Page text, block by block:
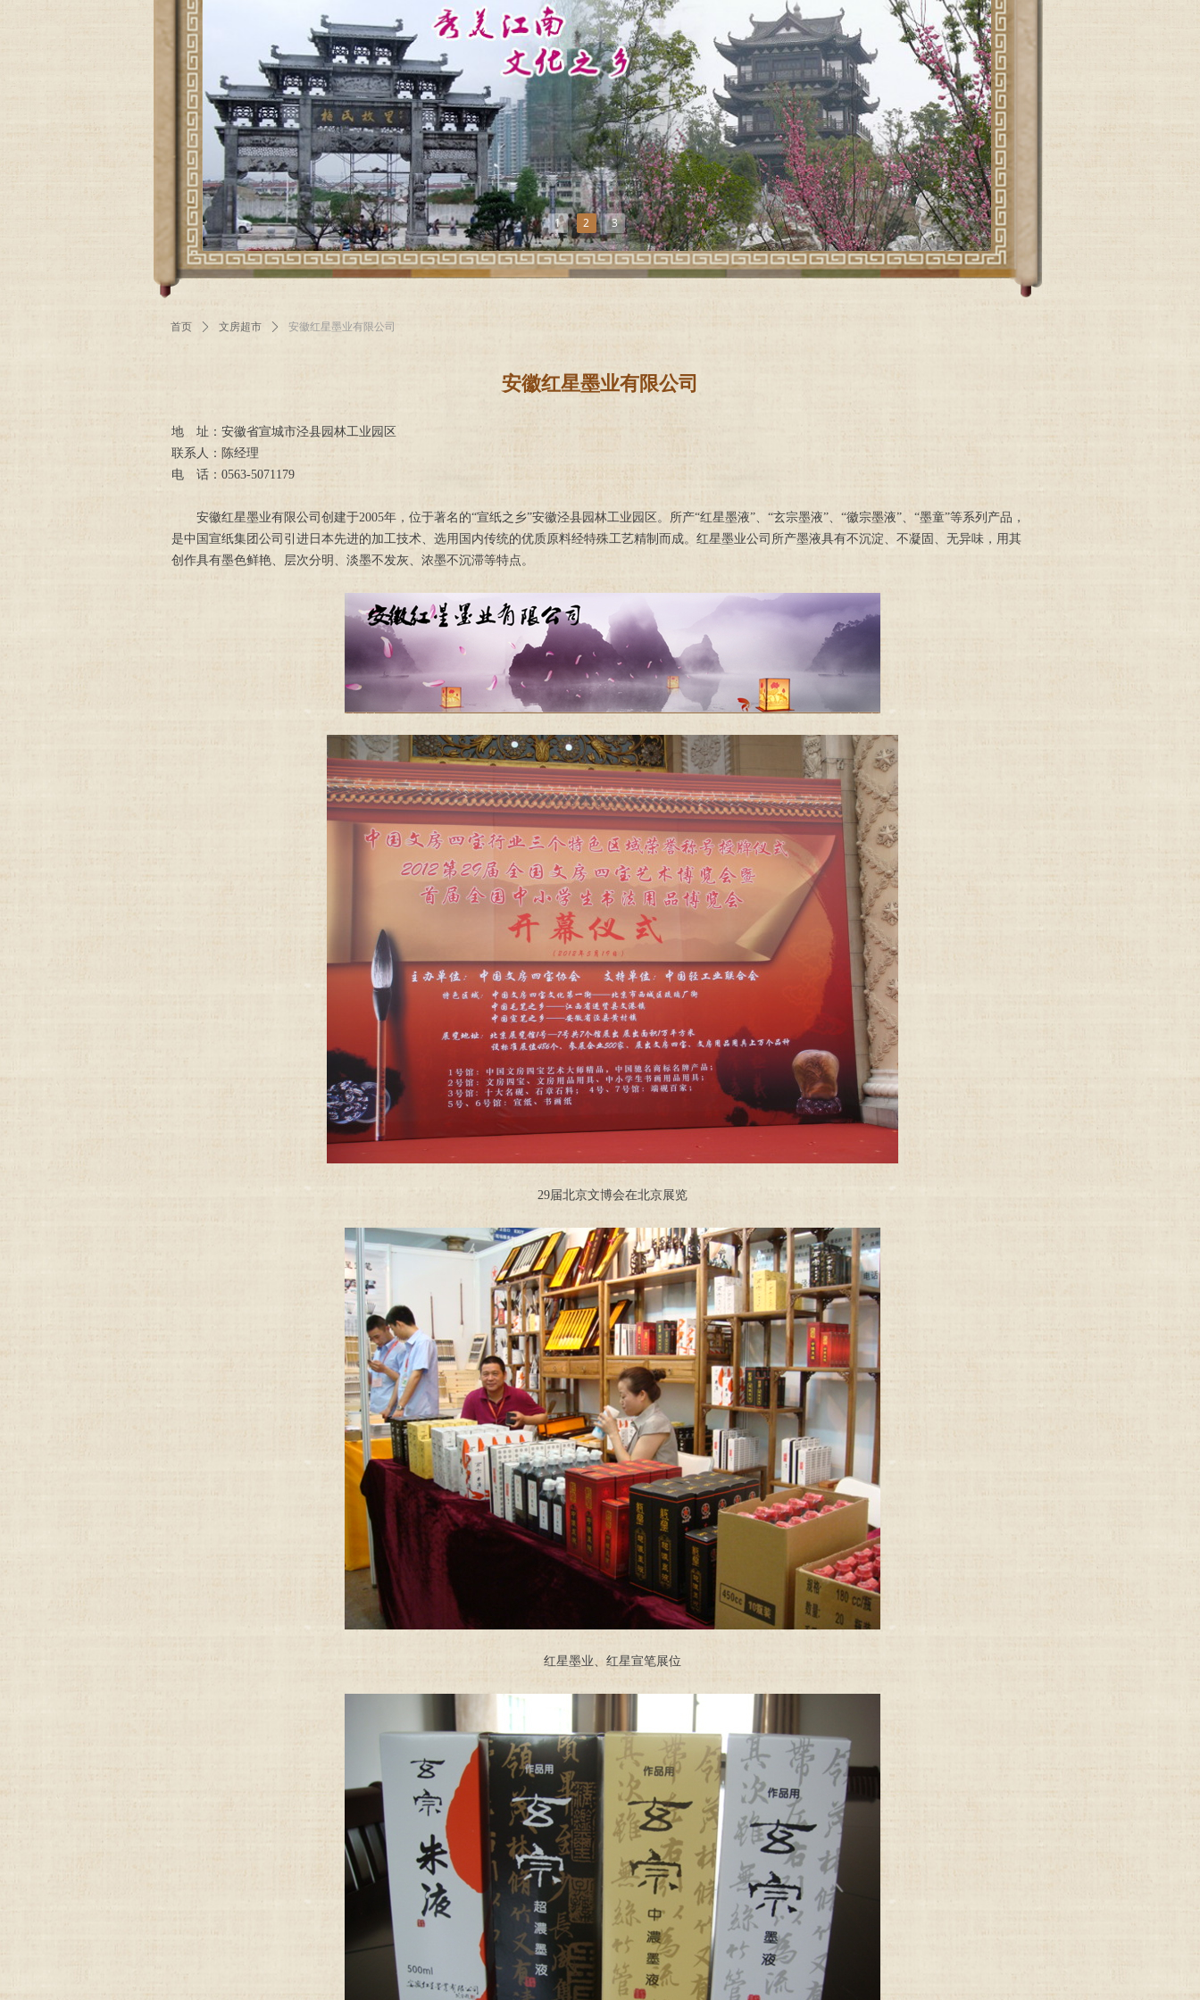
1 2 3
首页 ꄲ 文房超市 ꄲ 安徽红星墨业有限公司
安徽红星墨业有限公司
地 址：安徽省宣城市泾县园林工业园区
联系人：陈经理
电 话：0563-5071179
安徽红星墨业有限公司创建于2005年，位于著名的“宣纸之乡”安徽泾县园林工业园区。所产“红星墨液”、“玄宗墨液”、“徽宗墨液”、“墨童”等系列产品，
是中国宣纸集团公司引进日本先进的加工技术、选用国内传统的优质原料经特殊工艺精制而成。红星墨业公司所产墨液具有不沉淀、不凝固、无异味，用其
创作具有墨色鲜艳、层次分明、淡墨不发灰、浓墨不沉滞等特点。
29届北京文博会在北京展览
红星墨业、红星宣笔展位